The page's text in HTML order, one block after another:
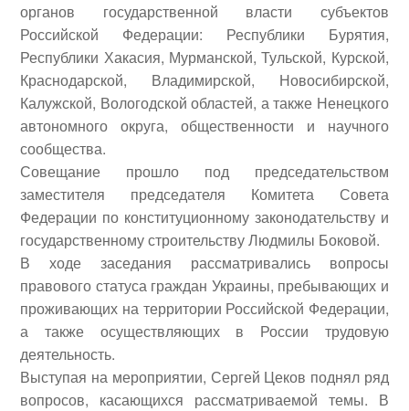
органов государственной власти субъектов
Российской Федерации: Республики Бурятия,
Республики Хакасия, Мурманской, Тульской, Курской,
Краснодарской, Владимирской, Новосибирской,
Калужской, Вологодской областей, а также Ненецкого
автономного округа, общественности и научного
сообщества.
Совещание прошло под председательством
заместителя председателя Комитета Совета
Федерации по конституционному законодательству и
государственному строительствуЛюдмилы Боковой.
В ходе заседания рассматривались вопросы
правового статуса граждан Украины, пребывающих и
проживающих на территории Российской Федерации,
а также осуществляющих в России трудовую
деятельность.
Выступая на мероприятии, Сергей Цеков поднял ряд
вопросов, касающихся рассматриваемой темы. В